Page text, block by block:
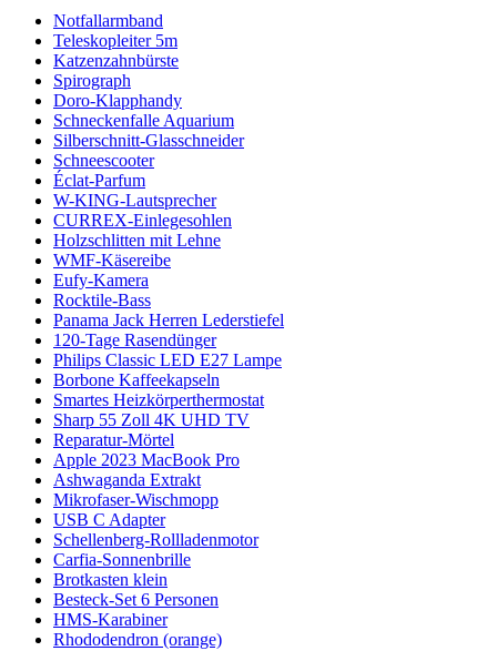
Notfallarmband
Teleskopleiter 5m
Katzenzahnbürste
Spirograph
Doro-Klapphandy
Schneckenfalle Aquarium
Silberschnitt-Glasschneider
Schneescooter
Éclat-Parfum
W-KING-Lautsprecher
CURREX-Einlegesohlen
Holzschlitten mit Lehne
WMF-Käsereibe
Eufy-Kamera
Rocktile-Bass
Panama Jack Herren Lederstiefel
120-Tage Rasendünger
Philips Classic LED E27 Lampe
Borbone Kaffeekapseln
Smartes Heizkörperthermostat
Sharp 55 Zoll 4K UHD TV
Reparatur-Mörtel
Apple 2023 MacBook Pro
Ashwaganda Extrakt
Mikrofaser-Wischmopp
USB C Adapter
Schellenberg-Rollladenmotor
Carfia-Sonnenbrille
Brotkasten klein
Besteck-Set 6 Personen
HMS-Karabiner
Rhododendron (orange)